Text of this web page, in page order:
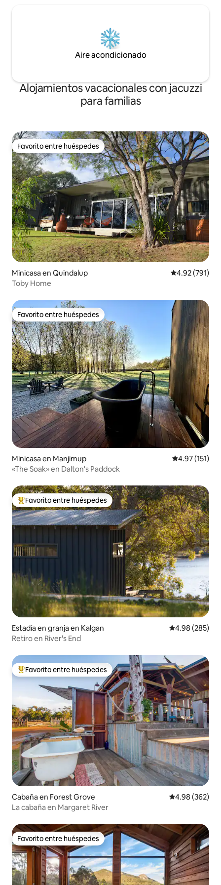
Aire acondicionado
Alojamientos vacacionales con jacuzzi
para familias
Favorito entre huéspedes
Favorito entre huéspedes
Minicasa en Quindalup Calificación
4.92 (791)
Toby Home
Favorito entre huéspedes
Favorito entre huéspedes
Minicasa en Manjimup Calificación
4.97 (151)
«The Soak» en Dalton's Paddock
Favorito entre huéspedes preferido
Favorito entre huéspedes
Estadía en granja en Kalgan Calificación
4.98 (285)
Retiro en River's End
Favorito entre huéspedes preferido
Favorito entre huéspedes
Cabaña en Forest Grove Calificación
4.98 (362)
La cabaña en Margaret River
Favorito entre huéspedes
Favorito entre huéspedes